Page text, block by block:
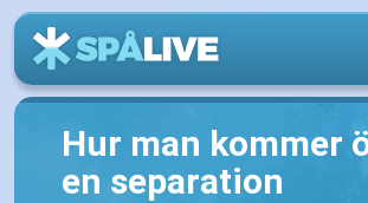
Hur man kommer
en separation